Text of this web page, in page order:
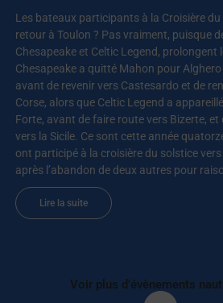
Les bateaux participants à la Croisière
retour à Toulon ? Pas vraiment, puisque
Chesapeake et Celtic Legend, prolongent
Chesapeake a quitté Mahon pour
avant de revenir vers Castesardo et de
Corse, alors que Celtic Legend a
Forte, avant de faire route vers Bizerte, et
vers la Sicile. Ce sont cette année
ont participé à la croisière du solstice vers
après l’abandon de deux autres pour
Lire la suite
Voir plus d'évènements